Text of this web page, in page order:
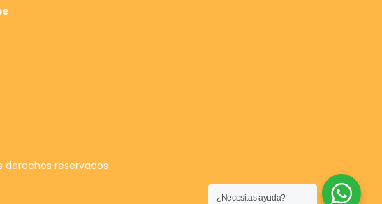
derechos reservados
¿Necesitas ayuda?